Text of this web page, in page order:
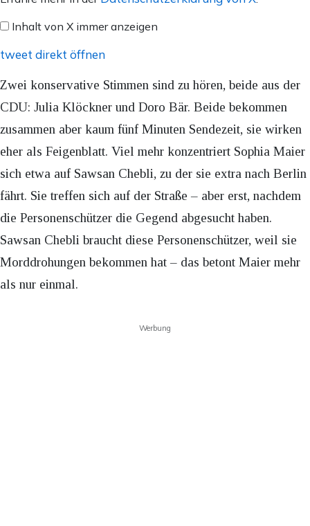
anzeigen
Inhalt von X immer anzeigen
tweet direkt öffnen
Zwei konservative Stimmen sind zu hören, beide aus der
CDU: Julia Klöckner und Doro Bär. Beide bekommen
zusammen aber kaum fünf Minuten Sendezeit, sie wirken
eher als Feigenblatt. Viel mehr konzentriert Sophia Maier
sich etwa auf Sawsan Chebli, zu der sie extra nach Berlin
fährt. Sie treffen sich auf der Straße – aber erst, nachdem
die Personenschützer die Gegend abgesucht haben.
Sawsan Chebli braucht diese Personenschützer, weil sie
Morddrohungen bekommen hat – das betont Maier mehr
als nur einmal.
Werbung